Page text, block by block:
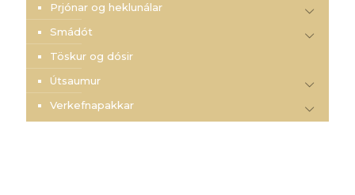
Prjónar og heklunálar
Smádót
Töskur og dósir
Útsaumur
Verkefnapakkar